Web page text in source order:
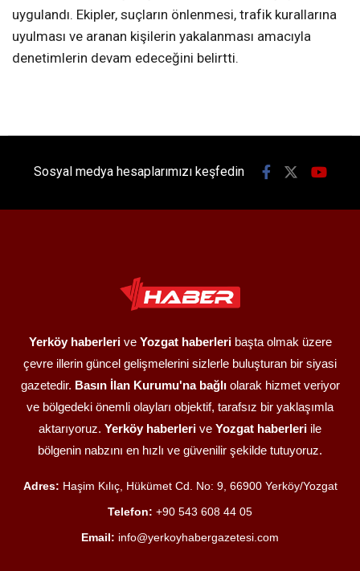
uygulandı. Ekipler, suçların önlenmesi, trafik kurallarına
uyulması ve aranan kişilerin yakalanması amacıyla
denetimlerin devam edeceğini belirtti.
Sosyal medya hesaplarımızı keşfedin
Yerköy haberlerive Yozgat haberleribaşta olmak üzere
çevre illerin güncel gelişmelerini sizlerle buluşturan bir siyasi
gazetedir. Basın İlan Kurumu'na bağlıolarak hizmet veriyor
ve bölgedeki önemli olayları objektif, tarafsız bir yaklaşımla
aktarıyoruz. Yerköy haberleri ve Yozgat haberleri ile
bölgenin nabzını en hızlı ve güvenilir şekilde tutuyoruz.
Adres: Haşim Kılıç, Hükümet Cd. No: 9, 66900 Yerköy/Yozgat
Telefon: +90 543 608 44 05
Email: info@yerkoyhabergazetesi.com